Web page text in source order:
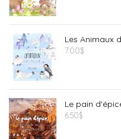
Les Animaux
7.00$
Le pain
6.50$